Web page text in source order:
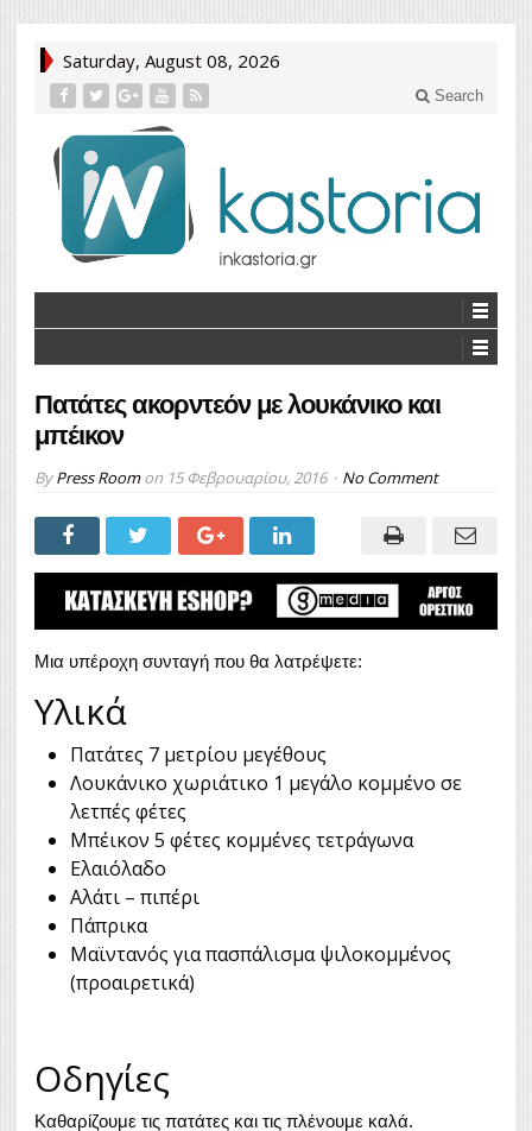
Saturday, August 08, 2026
Search
Πατάτες ακορντεόν με λουκάνικο και
μπέικον
ByPress Roomon 15 Φεβρουαρίου, 2016 No Comment
Μια υπέροχη συνταγή που θα λατρέψετε:
Υλικά
Πατάτες 7 μετρίου μεγέθους
Λουκάνικο χωριάτικο 1 μεγάλο κομμένο σε
λετπές φέτες
Μπέικον 5 φέτες κομμένες τετράγωνα
Ελαιόλαδο
Αλάτι – πιπέρι
Πάπρικα
Μαϊντανός για πασπάλισμα ψιλοκομμένος
(προαιρετικά)
Οδηγίες
Καθαρίζουμε τις πατάτες και τις πλένουμε καλά.